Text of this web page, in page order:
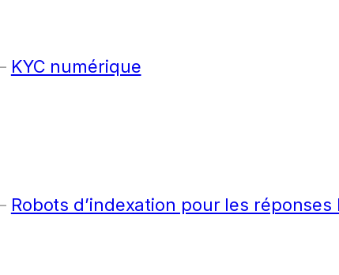
KYC numérique
Robots d’indexation pour les réponses